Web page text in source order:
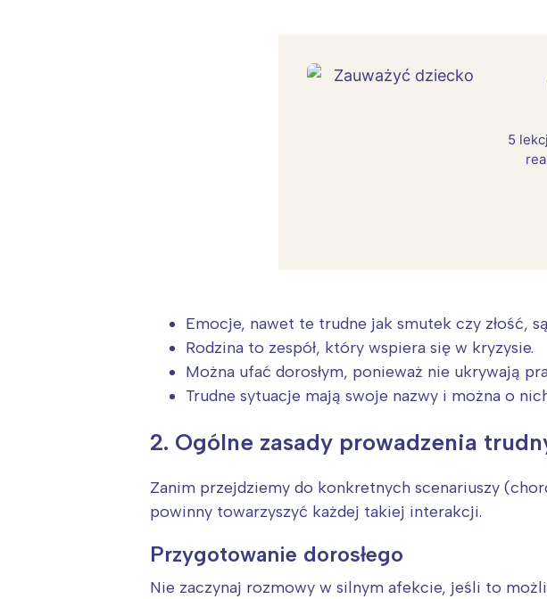
5
Emocje, nawet te trudne jak smutek czy złość,
Rodzina to zespół, który wspiera się w kryzysie.
Można ufać dorosłym, ponieważ nie ukrywają
Trudne sytuacje mają swoje nazwy i można o
2. Ogólne zasady prowadzenia
Zanim przejdziemy do konkretnych scenariuszy
powinny towarzyszyć każdej takiej interakcji.
Przygotowanie dorosłego
Nie zaczynaj rozmowy w silnym afekcie, jeśli to
Interesują